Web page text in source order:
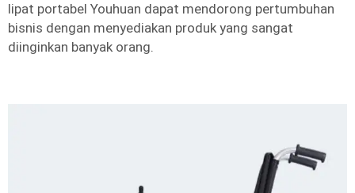
lipat portabel Youhuan dapat mendorong pertumbuhan
bisnis dengan menyediakan produk yang sangat
diinginkan banyak orang.